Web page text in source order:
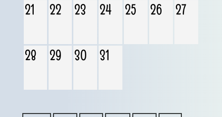
21 22 23 24 25 26 27
28 29 30 31